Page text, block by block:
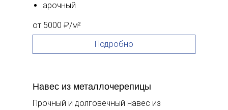
арочный
от 5000 ₽/м²
Подробно
Навес из металлочерепицы
Прочный и долговечный навес из